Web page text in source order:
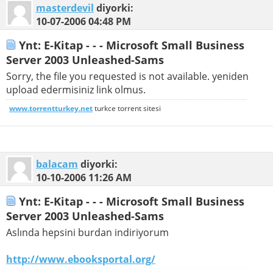
masterdevil diyorki:
10-07-200604:48 PM
Ynt: E-Kitap - - - Microsoft Small Business
Server 2003 Unleashed-Sams
Sorry, the file you requested is not available. yeniden
upload edermisiniz link olmus.
www.torrentturkey.netturkce torrent sitesi
balacam diyorki:
10-10-2006 11:26 AM
Ynt: E-Kitap - - - Microsoft Small Business
Server 2003 Unleashed-Sams
Aslında hepsini burdan indiriyorum
http://www.ebooksportal.org/